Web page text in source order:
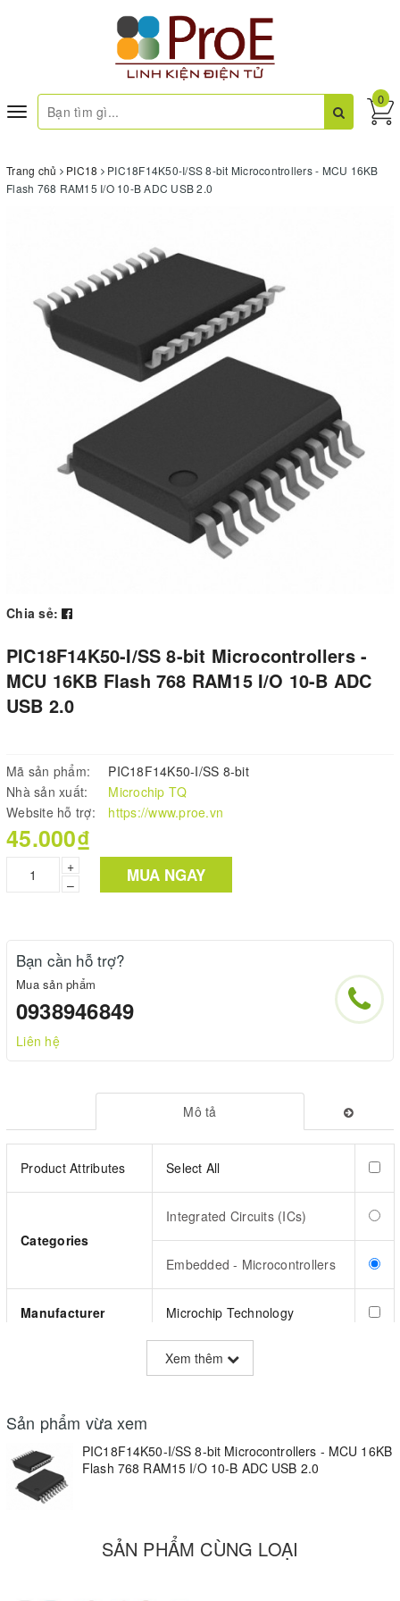
Toggle
navigation
0
Trang chủ PIC18
PIC18F14K50-I/SS 8-bit Microcontrollers - MCU 16KB
Flash 768 RAM15 I/O 10-B ADC USB 2.0
Chia sẻ:
PIC18F14K50-I/SS 8-bit Microcontrollers -
MCU 16KB Flash 768 RAM15 I/O 10-B ADC
USB 2.0
Mã sản phẩm:
PIC18F14K50-I/SS 8-bit
Nhà sản xuất:
Microchip TQ
Website hỗ trợ:
https://www.proe.vn
45.000₫
+
–
MUA NGAY
Bạn cần hỗ trợ?
Mua sản phẩm
0938946849
Liên hệ
Mô tả
Product Attributes Select All
Categories
Integrated Circuits (ICs)
Embedded - Microcontrollers
Manufacturer Microchip Technology
PIC® XLP™ 18K
Part Status Active
Core Processor
8-Bit
Xem thêm
Sản phẩm vừa xem
PIC18F14K50-I/SS 8-bit Microcontrollers - MCU 16KB
Flash 768 RAM15 I/O 10-B ADC USB 2.0
SẢN PHẨM CÙNG LOẠI